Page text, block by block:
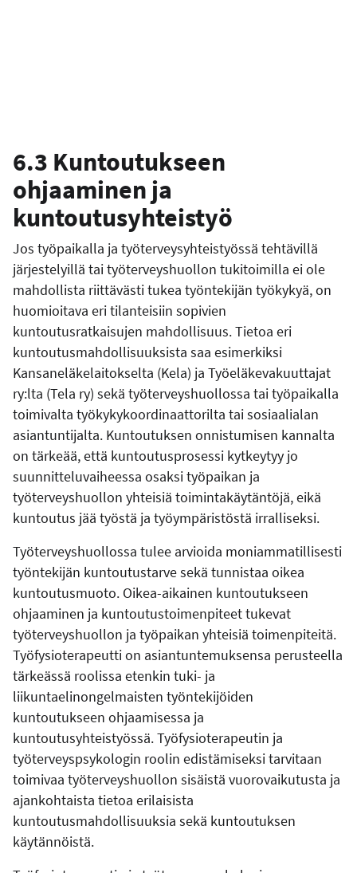
6.3 Kuntoutukseen
ohjaaminen ja
kuntoutusyhteistyö
Jos työpaikalla ja työterveysyhteistyössä tehtävillä
järjestelyillä tai työterveyshuollon tukitoimilla ei ole
mahdollista riittävästi tukea työntekijän työkykyä, on
huomioitava eri tilanteisiin sopivien
kuntoutusratkaisujen mahdollisuus. Tietoa eri
kuntoutusmahdollisuuksista saa esimerkiksi
Kansaneläkelaitokselta (Kela) ja Työeläkevakuuttajat
ry:lta (Tela ry) sekä työterveyshuollossa tai työpaikalla
toimivalta työkykykoordinaattorilta tai sosiaalialan
asiantuntijalta. Kuntoutuksen onnistumisen kannalta
on tärkeää, että kuntoutusprosessi kytkeytyy jo
suunnitteluvaiheessa osaksi työpaikan ja
työterveyshuollon yhteisiä toimintakäytäntöjä, eikä
kuntoutus jää työstä ja työympäristöstä irralliseksi.
Työterveyshuollossa tulee arvioida moniammatillisesti
työntekijän kuntoutustarve sekä tunnistaa oikea
kuntoutusmuoto. Oikea-aikainen kuntoutukseen
ohjaaminen ja kuntoutustoimenpiteet tukevat
työterveyshuollon ja työpaikan yhteisiä toimenpiteitä.
Työfysioterapeutti on asiantuntemuksensa perusteella
tärkeässä roolissa etenkin tuki- ja
liikuntaelinongelmaisten työntekijöiden
kuntoutukseen ohjaamisessa ja
kuntoutusyhteistyössä. Työfysioterapeutin ja
työterveyspsykologin roolin edistämiseksi tarvitaan
toimivaa työterveyshuollon sisäistä vuorovaikutusta ja
ajankohtaista tietoa erilaisista
kuntoutusmahdollisuuksia sekä kuntoutuksen
käytännöistä.